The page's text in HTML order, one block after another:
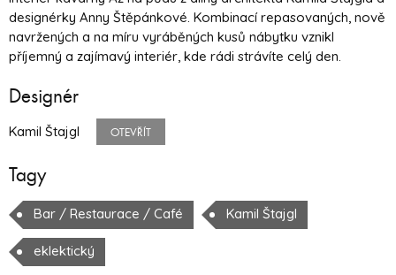
designérky Anny Štěpánkové. Kombinací repasovaných, nově
navržených a na míru vyráběných kusů nábytku vznikl
příjemný a zajímavý interiér, kde rádi strávíte celý den.
Designér
Kamil Štajgl OTEVŘÍT
Tagy
Bar / Restaurace / Café Kamil Štajgl
eklektický